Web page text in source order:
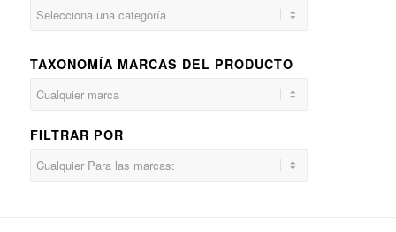
TAXONOMÍA MARCAS DEL PRODUCTO
FILTRAR POR